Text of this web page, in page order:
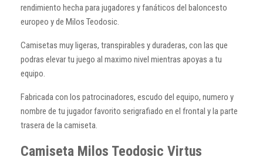
rendimiento hecha para jugadores y fanáticos del baloncesto
europeo y de Milos Teodosic.
Camisetas muy ligeras, transpirables y duraderas, con las que
podras elevar tu juego al maximo nivel mientras apoyas a tu
equipo.
Fabricada con los patrocinadores, escudo del equipo, numero y
nombre de tu jugador favorito serigrafiado en el frontal y la parte
trasera de la camiseta.
Camiseta Milos Teodosic Virtus